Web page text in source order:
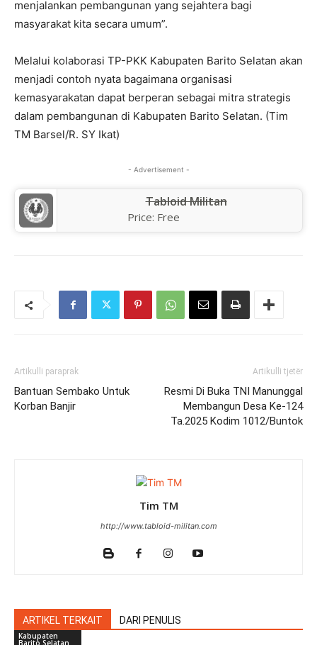
menjalankan pembangunan yang sejahtera bagi
masyarakat kita secara umum”.
Melalui kolaborasi TP-PKK Kabupaten Barito Selatan akan
menjadi contoh nyata bagaimana organisasi
kemasyarakatan dapat berperan sebagai mitra strategis
dalam pembangunan di Kabupaten Barito Selatan. (Tim
TM Barsel/R. SY Ikat)
- Advertisement -
Tabloid Militan
Price: Free
Artikulli paraprak
Bantuan Sembako Untuk
Korban Banjir
Artikulli tjetër
Resmi Di Buka TNI Manunggal
Membangun Desa Ke-124
Ta.2025 Kodim 1012/Buntok
Tim TM
http://www.tabloid-militan.com
ARTIKEL TERKAIT DARI PENULIS
Kabupaten
Barito Selatan